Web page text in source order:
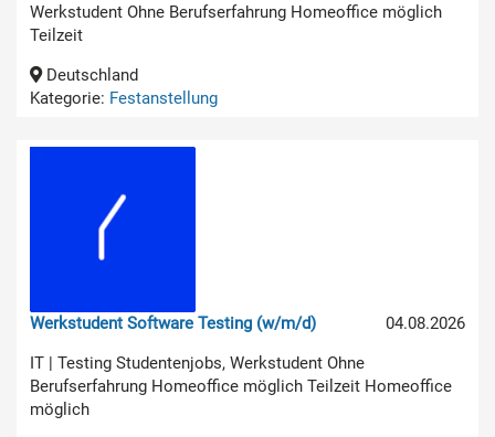
Werkstudent Ohne Berufserfahrung Homeoffice möglich
Teilzeit
Deutschland
Kategorie: Festanstellung
04.08.2026
Werkstudent Software Testing (w/m/d)
IT | Testing Studentenjobs, Werkstudent Ohne
Berufserfahrung Homeoffice möglich Teilzeit Homeoffice
möglich